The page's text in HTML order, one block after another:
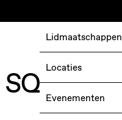
BOEK EEN GRATIS TESTDAG →
Lidmaatschappen
Locaties
Evenementen